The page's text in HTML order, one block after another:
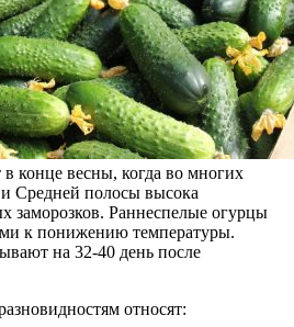
конце весны, когда во многих
Средней полосы высока
заморозков. Раннеспелые огурцы
к понижению температуры.
на 32-40 день после
относят: